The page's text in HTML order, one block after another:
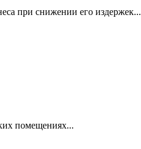
при снижении его издержек...
помещениях...